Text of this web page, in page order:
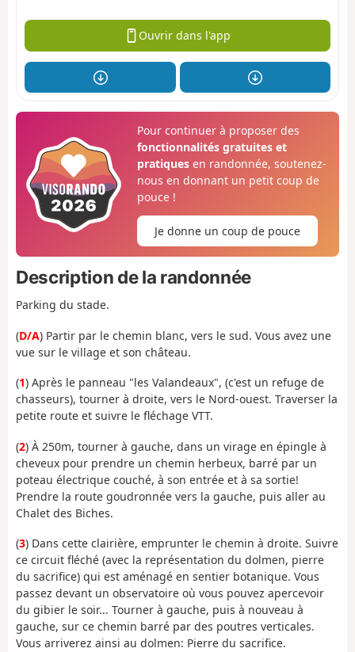
Ouvrir dans l'app
Pour continuer à proposer des
fonctionnalités gratuites et
pratiquesen randonnée, soutenez-
nous en donnant un petit coup de
pouce !
Je donne un coup de pouce
Description de la randonnée
Parking du stade.
(D/A) Partir par le chemin blanc, vers le sud. Vous avez une
vue sur le village et son château.
(1) Après le panneau "les Valandeaux", (c'est un refuge de
chasseurs), tourner à droite, vers le Nord-ouest. Traverser la
petite route et suivre le fléchage VTT.
(2) À 250m, tourner à gauche, dans un virage en épingle à
cheveux pour prendre un chemin herbeux, barré par un
poteau électrique couché, à son entrée et à sa sortie!
Prendre la route goudronnée vers la gauche, puis aller au
Chalet des Biches.
(3) Dans cette clairière, emprunter le chemin à droite. Suivre
ce circuit fléché (avec la représentation du dolmen, pierre
du sacrifice) qui est aménagé en sentier botanique. Vous
passez devant un observatoire où vous pouvez apercevoir
du gibier le soir... Tourner à gauche, puis à nouveau à
gauche, sur ce chemin barré par des poutres verticales.
Vous arriverez ainsi au dolmen: Pierre du sacrifice.